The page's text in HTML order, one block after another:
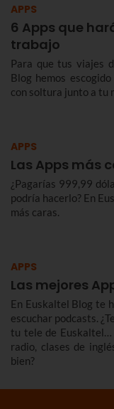
APPS
6 Apps que
trabajo
Para que tus viajes
Blog hemos
con soltura junto a tu
APPS
Las Apps más
¿Pagarías 999,99
podría hacerlo? En
más caras.
APPS
Las mejores
En Euskaltel Blog te
escuchar podcasts.
tu tele de Euskaltel…
radio, clases de
bien?